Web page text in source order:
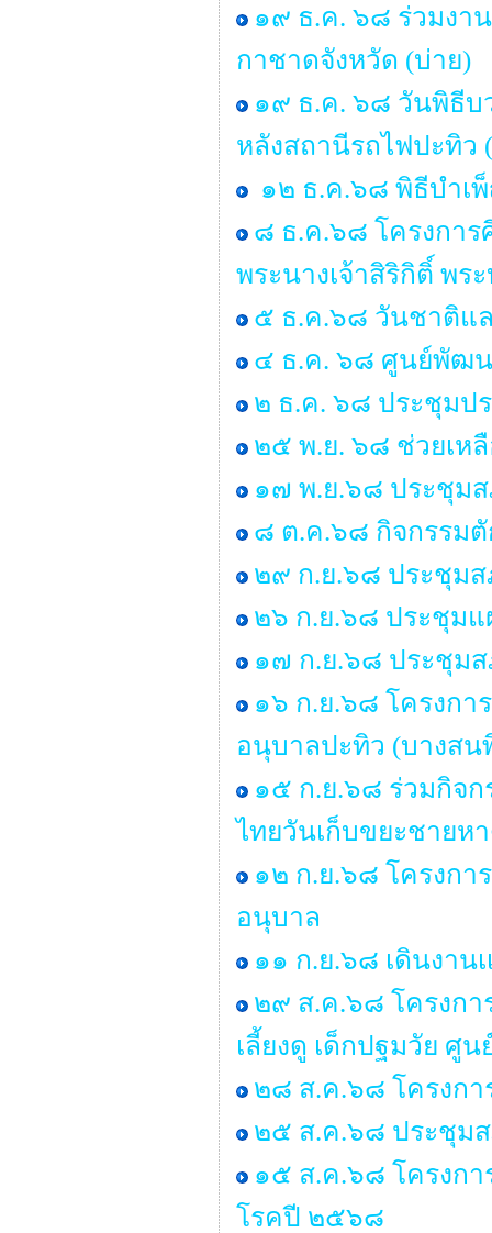
๑๙ ธ.ค. ๖๘ ร่วมงา
กาชาดจังหวัด (บ่าย)
๑๙ ธ.ค. ๖๘ วันพิธีบ
หลังสถานีรถไฟปะทิว
๑๒ ธ.ค.๖๘ พิธีบำ
๘ ธ.ค.๖๘ โครงการ
พระนางเจ้าสิริกิติ์ พ
๕ ธ.ค.๖๘ วันชาติแ
๔ ธ.ค. ๖๘ ศูนย์พัฒน
๒ ธ.ค. ๖๘ ประชุมป
๒๕ พ.ย. ๖๘ ช่วยเห
๑๗ พ.ย.๖๘ ประชุม
๘ ต.ค.๖๘ กิจกรรม
๒๙ ก.ย.๖๘ ประชุม
๒๖ ก.ย.๖๘ ประชุม
๑๗ ก.ย.๖๘ ประชุม
๑๖ ก.ย.๖๘ โครงกา
อนุบาลปะทิว (บางสน
๑๕ ก.ย.๖๘ ร่วมกิจก
ไทยวันเก็บขยะชายห
๑๒ ก.ย.๖๘ โครงกา
อนุบาล
๑๑ ก.ย.๖๘ เดินงาน
๒๙ ส.ค.๖๘ โครงการ
เลี้ยงดู เด็กปฐมวัย ศู
๒๘ ส.ค.๖๘ โครงก
๒๕ ส.ค.๖๘ ประชุม
๑๕ ส.ค.๖๘ โครงก
โรคปี ๒๕๖๘